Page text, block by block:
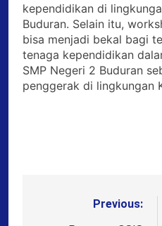
kependidikan di
Buduran. Selain itu,
bisa menjadi bekal bagi
tenaga kependidikan
SMP Negeri 2 Buduran
penggerak di lingkungan
Previous: